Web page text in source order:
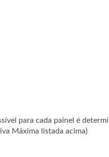
para cada painel é
Máxima listada acima)